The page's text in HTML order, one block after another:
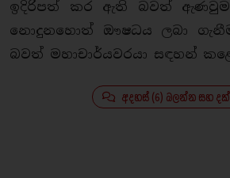
ඉදිරිපත් කර ඇති බවත්
නොදුනහොත් ඖෂධය ලබා ගැනීම
බවත් මහාචාර්යවරයා සඳහන්
අදහස් (6) බලන්න සහ